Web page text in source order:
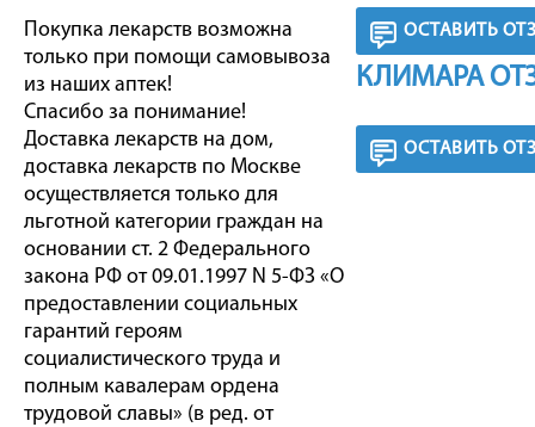
Покупка лекарств возможна
только при помощи самовывоза
из наших аптек!
Спасибо за понимание!
Доставка лекарств на дом,
доставка лекарств по Москве
осуществляется только для
льготной категории граждан на
основании ст. 2 Федерального
закона РФ от 09.01.1997 N 5-ФЗ «О
предоставлении социальных
гарантий героям
социалистического труда и
полным кавалерам ордена
трудовой славы» (в ред. от
ОСТАВИТЬ
КЛИМАРА
ОСТАВИТЬ